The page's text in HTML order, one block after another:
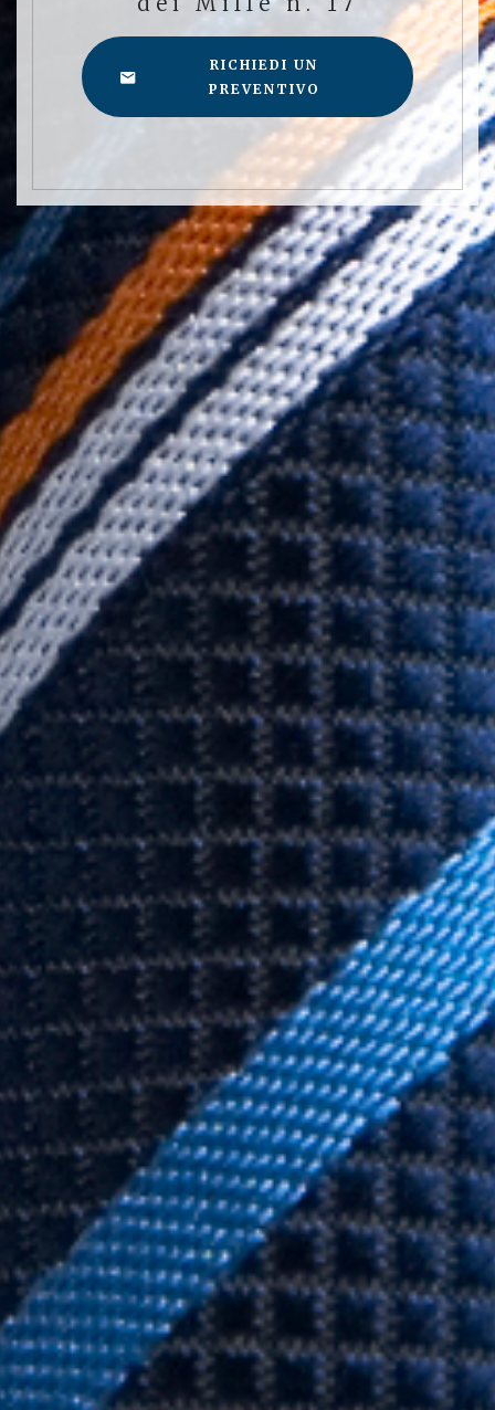
RICHIEDI UN
PREVENTIVO